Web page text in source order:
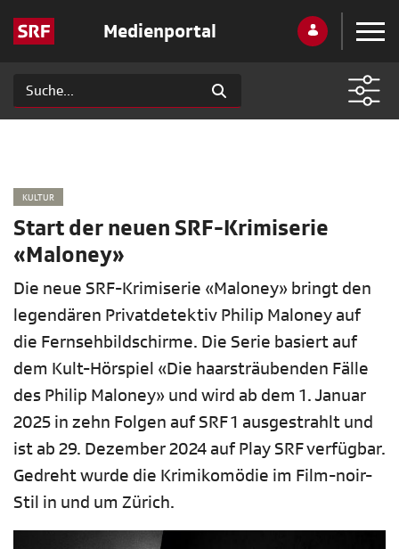
Medienportal
KULTUR
Start der neuen SRF-Krimiserie
«Maloney»
Die neue SRF-Krimiserie «Maloney» bringt den
legendären Privatdetektiv Philip Maloney auf
die Fernsehbildschirme. Die Serie basiert auf
dem Kult-Hörspiel «Die haarsträubenden Fälle
des Philip Maloney» und wird ab dem 1. Januar
2025 in zehn Folgen auf SRF 1 ausgestrahlt und
ist ab 29. Dezember 2024 auf Play SRF verfügbar.
Gedreht wurde die Krimikomödie im Film-noir-
Stil in und um Zürich.